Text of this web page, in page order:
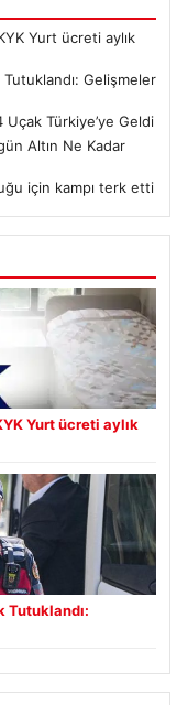
Yurt ücreti aylık
Gelişmeler
Türkiye’ye Geldi
Altın Ne Kadar
için kampı terk etti
Yurt ücreti aylık
Tutuklandı: